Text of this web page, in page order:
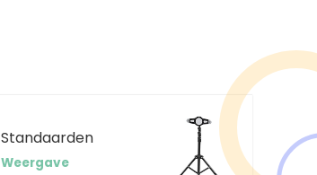
Standaarden
Weergave